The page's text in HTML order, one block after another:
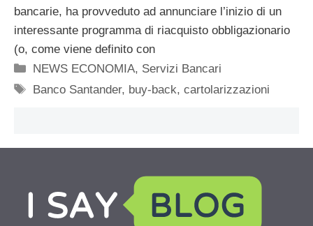
bancarie, ha provveduto ad annunciare l’inizio di un
interessante programma di riacquisto obbligazionario
(o, come viene definito con
Categorie
NEWS ECONOMIA, Servizi Bancari
Tag
Banco Santander, buy-back,cartolarizzazioni